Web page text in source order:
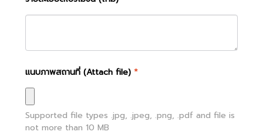
แนบภาพสถานที่ (Attach file) *
Supported file types .jpg, .jpeg, .png, .pdf and file is
not more than 10 MB